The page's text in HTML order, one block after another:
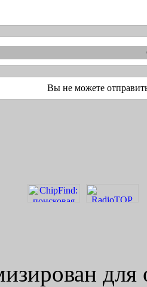
Вы не можете
для